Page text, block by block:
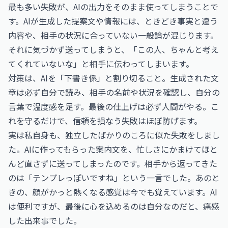
最も多い失敗が、AIの出力をそのまま使ってしまうことで
す。AIが生成した提案文や情報には、ときどき事実と違う
内容や、相手の状況に合っていない一般論が混じります。
それに気づかず送ってしまうと、「この人、ちゃんと考え
てくれていないな」と相手に伝わってしまいます。
対策は、AIを「下書き係」と割り切ること。生成された文
章は必ず自分で読み、相手の名前や状況を確認し、自分の
言葉で温度感を足す。最後の仕上げは必ず人間がやる。こ
れを守るだけで、信頼を損なう失敗はほぼ防げます。
実は私自身も、独立したばかりのころに似た失敗をしまし
た。AIに作ってもらった案内文を、忙しさにかまけてほと
んど直さずに送ってしまったのです。相手から返ってきた
のは「テンプレっぽいですね」という一言でした。あのと
きの、顔がかっと熱くなる感覚は今でも覚えています。AI
は便利ですが、最後に心を込めるのは自分なのだと、痛感
した出来事でした。